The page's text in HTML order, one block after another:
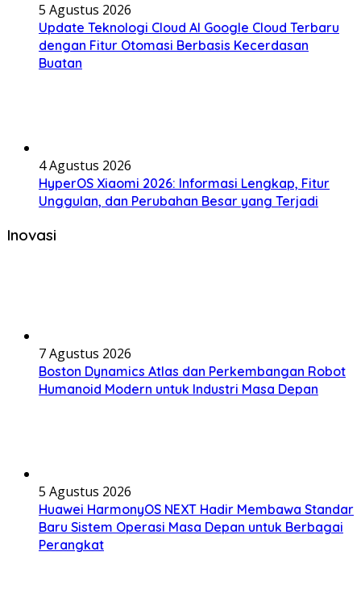
5 Agustus 2026
Update Teknologi Cloud AI Google Cloud Terbaru
dengan Fitur Otomasi Berbasis Kecerdasan
Buatan
4 Agustus 2026
HyperOS Xiaomi 2026: Informasi Lengkap, Fitur
Unggulan, dan Perubahan Besar yang Terjadi
Inovasi
7 Agustus 2026
Boston Dynamics Atlas dan Perkembangan Robot
Humanoid Modern untuk Industri Masa Depan
5 Agustus 2026
Huawei HarmonyOS NEXT Hadir Membawa Standar
Baru Sistem Operasi Masa Depan untuk Berbagai
Perangkat